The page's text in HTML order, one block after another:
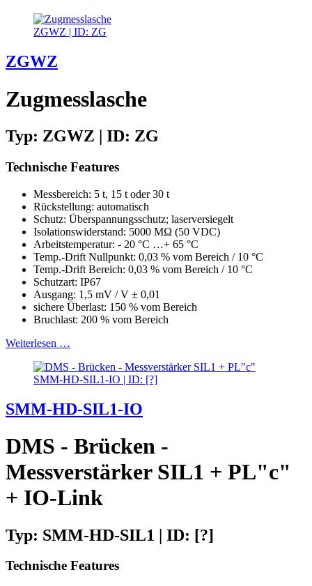
ZGWZ | ID: ZG
ZGWZ
Zugmesslasche
Typ: ZGWZ | ID: ZG
Technische Features
Messbereich: 5 t, 15 t oder 30 t
Rückstellung: automatisch
Schutz: Überspannungsschutz; laserversiegelt
Isolationswiderstand: 5000 MΩ (50 VDC)
Arbeitstemperatur: - 20 °C …+ 65 °C
Temp.-Drift Nullpunkt: 0,03 % vom Bereich / 10 °C
Temp.-Drift Bereich: 0,03 % vom Bereich / 10 °C
Schutzart: IP67
Ausgang: 1,5 mV / V ± 0,01
sichere Überlast: 150 % vom Bereich
Bruchlast: 200 % vom Bereich
Weiterlesen …
SMM-HD-SIL1-IO | ID: [?]
SMM-HD-SIL1-IO
DMS - Brücken -
Messverstärker SIL1 + PL"c"
+ IO-Link
Typ: SMM-HD-SIL1 | ID: [?]
Technische Features